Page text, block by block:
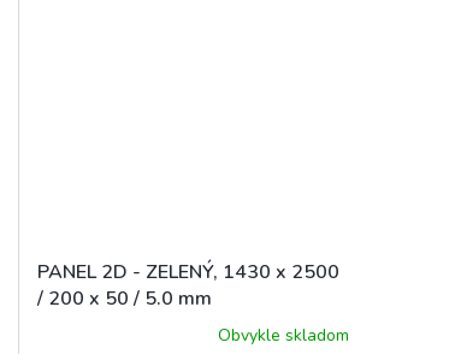
PANEL 2D - ZELENÝ, 1430 x 2500
/ 200 x 50 / 5.0 mm
Obvykle skladom